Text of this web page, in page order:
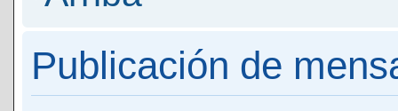
Publicación de